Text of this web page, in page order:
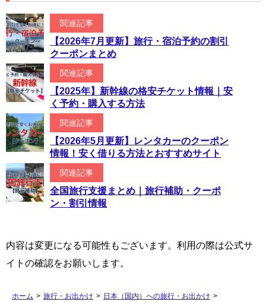
関連記事
【2026年7月更新】旅行・宿泊予約の割引
クーポンまとめ
関連記事
【2025年】新幹線の格安チケット情報｜安
く予約・購入する方法
関連記事
【2026年5月更新】レンタカーのクーポン
情報！安く借りる方法とおすすめサイト
関連記事
全国旅行支援まとめ｜旅行補助・クーポ
ン・割引情報
内容は変更になる可能性もございます。利用の際は公式サ
イトの確認をお願いします。
ホーム > 旅行・お出かけ > 日本（国内）への旅行・お出かけ >